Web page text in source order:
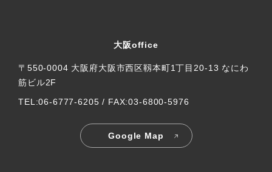
大阪office
〒550-0004 大阪府大阪市西区靱本町1丁目20-13 なにわ
筋ビル2F
TEL:06-6777-6205 / FAX:03-6800-5976
Google Map